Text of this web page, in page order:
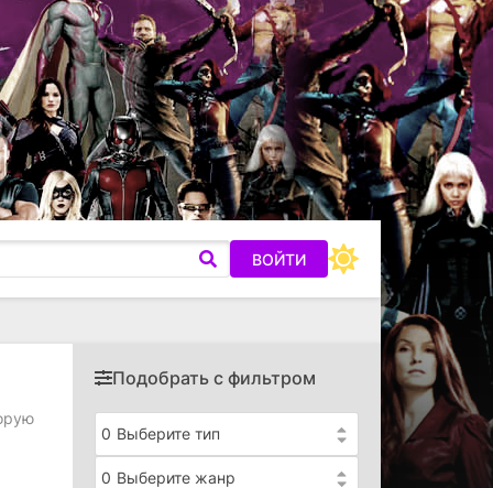
ВОЙТИ
Подобрать с фильтром
0 Выберите тип
0 Выберите жанр